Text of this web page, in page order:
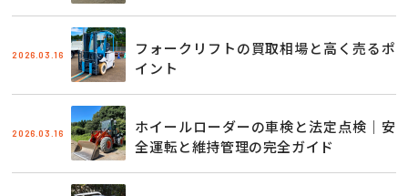
2026.03.16
フォークリフトの買取相場と高く売るポ
イント
2026.03.16
ホイールローダーの車検と法定点検｜安
全運転と維持管理の完全ガイド